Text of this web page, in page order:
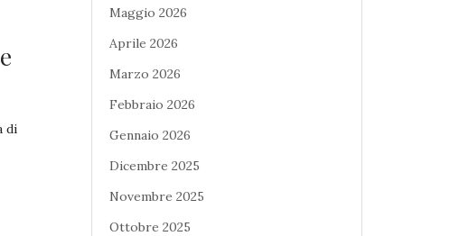
di
Maggio 2026
Aprile 2026
Marzo 2026
Febbraio 2026
Gennaio 2026
Dicembre 2025
Novembre 2025
Ottobre 2025